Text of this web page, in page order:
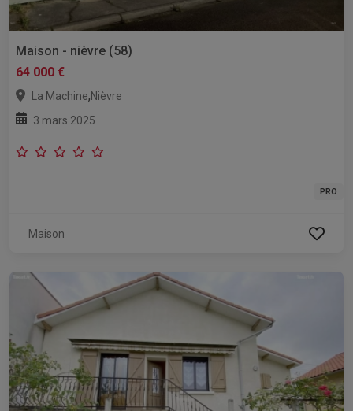
Maison - nièvre (58)
64 000 €
La Machine,Nièvre
3 mars 2025
PRO
Maison